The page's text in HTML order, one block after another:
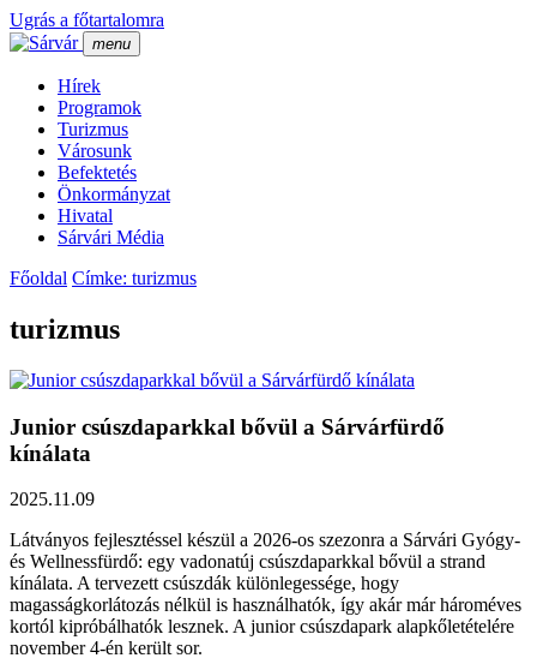
Ugrás a főtartalomra
menu
Hí­rek
Programok
Turizmus
Városunk
Befektetés
Önkormányzat
Hivatal
Sárvári Média
Főoldal Címke: turizmus
turizmus
Junior csúszdaparkkal bővül a Sárvárfürdő
kínálata
2025.11.09
Látványos fejlesztéssel készül a 2026-os szezonra a Sárvári Gyógy-
és Wellnessfürdő: egy vadonatúj csúszdaparkkal bővül a strand
kínálata. A tervezett csúszdák különlegessége, hogy
magasságkorlátozás nélkül is használhatók, így akár már hároméves
kortól kipróbálhatók lesznek. A junior csúszdapark alapkőletételére
november 4-én került sor.